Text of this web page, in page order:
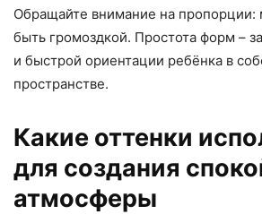
Обращайте внимание на
быть громоздкой. Простота форм –
и быстрой ориентации ребёнка в
пространстве.
Какие оттенки
для создания
атмосферы